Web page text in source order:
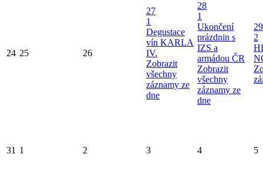
24 25 26
27
1
Degustace
vín KARLA
IV.
Zobrazit
všechny
záznamy ze
dne
28
1
Ukončení
prázdnin s
IZS a
armádou ČR
Zobrazit
všechny
záznamy ze
dne
29
2
31 1 2 3 4 5